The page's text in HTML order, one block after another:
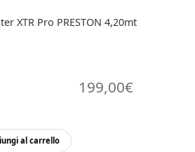
XTR Pro PRESTON 4,20mt
199,00€
al carrello